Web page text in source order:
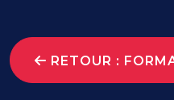
RETOUR :